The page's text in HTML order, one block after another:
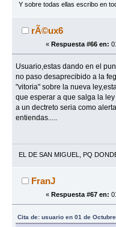
Y sobre todas ellas escribo en
rÃ©ux6
« Respuesta #66 en:
Usuario,estas dando en el
no paso desaprecibido a la
"vitoria" sobre la nueva
que esperar a que salga la
a un dectreto seria como
entiendas.....
EL DE SAN MIGUEL, PQ
FranJ
« Respuesta #67 en:
Cita de: usuario en 01 de